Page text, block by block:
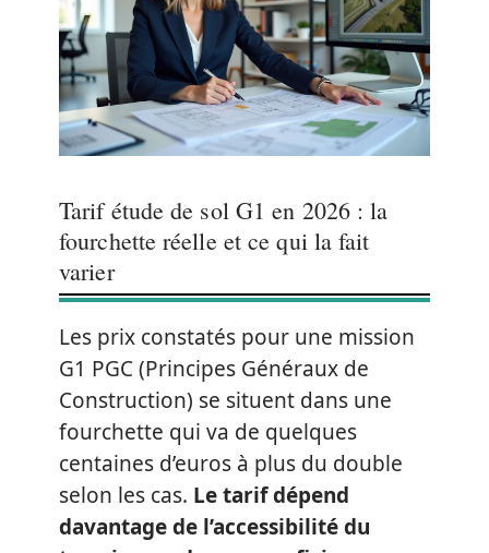
Tarif étude de sol G1 en 2026 : la
fourchette réelle et ce qui la fait
varier
Les prix constatés pour une mission
G1 PGC (Principes Généraux de
Construction) se situent dans une
fourchette qui va de quelques
centaines d’euros à plus du double
selon les cas. Le tarif dépend
davantage de l’accessibilité du